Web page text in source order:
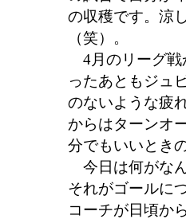
の収穫です。涼
（笑）。
4月のリーグ戦
ったあともジュ
のないような疲
からはターンオ
分でもいいとき
今日は何がな
それがゴールに
コーチが日頃か